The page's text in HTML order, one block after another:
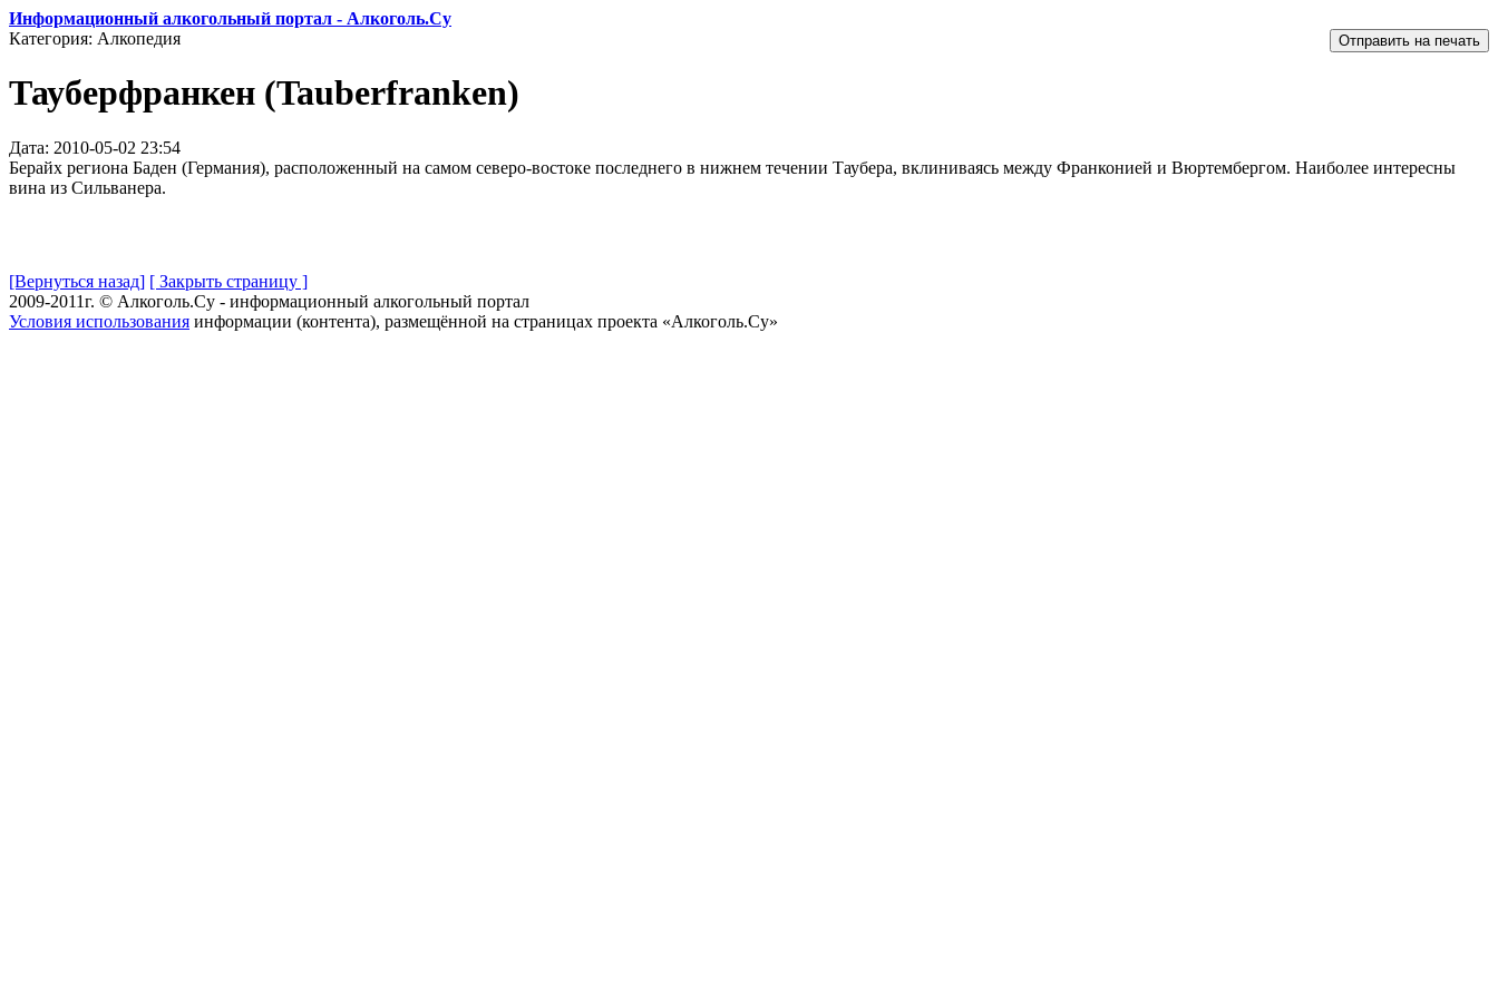
Информационный алкогольный портал - Алкоголь.Су
Категория: Алкопедия
Тауберфранкен (Tauberfranken)
Дата: 2010-05-02 23:54
Берайх региона Баден (Германия), расположенный на самом северо-востоке последнего в нижнем течении Таубера, вклиниваясь между Франконией и Вюртембергом. Наиболее интересны
вина из Сильванера.
[Вернуться назад] [ Закрыть страницу ]
2009-2011г. © Алкоголь.Су - информационный алкогольный портал
Условия использования информации (контента), размещённой на страницах проекта «Алкоголь.Су»